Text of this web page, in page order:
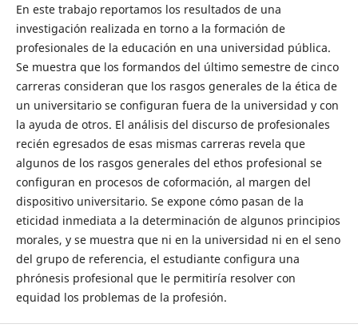
En este trabajo reportamos los resultados de una
investigación realizada en torno a la formación de
profesionales de la educación en una universidad pública.
Se muestra que los formandos del último semestre de cinco
carreras consideran que los rasgos generales de la ética de
un universitario se configuran fuera de la universidad y con
la ayuda de otros. El análisis del discurso de profesionales
recién egresados de esas mismas carreras revela que
algunos de los rasgos generales del ethos profesional se
configuran en procesos de coformación, al margen del
dispositivo universitario. Se expone cómo pasan de la
eticidad inmediata a la determinación de algunos principios
morales, y se muestra que ni en la universidad ni en el seno
del grupo de referencia, el estudiante configura una
phrónesis profesional que le permitiría resolver con
equidad los problemas de la profesión.